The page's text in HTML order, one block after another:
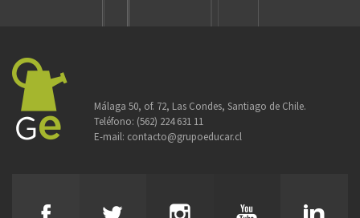
Málaga 50, of. 72, Las Condes, Santiago de Chile.
Teléfono: (562) 224 631 11
E-mail: contacto@grupoeducar.cl